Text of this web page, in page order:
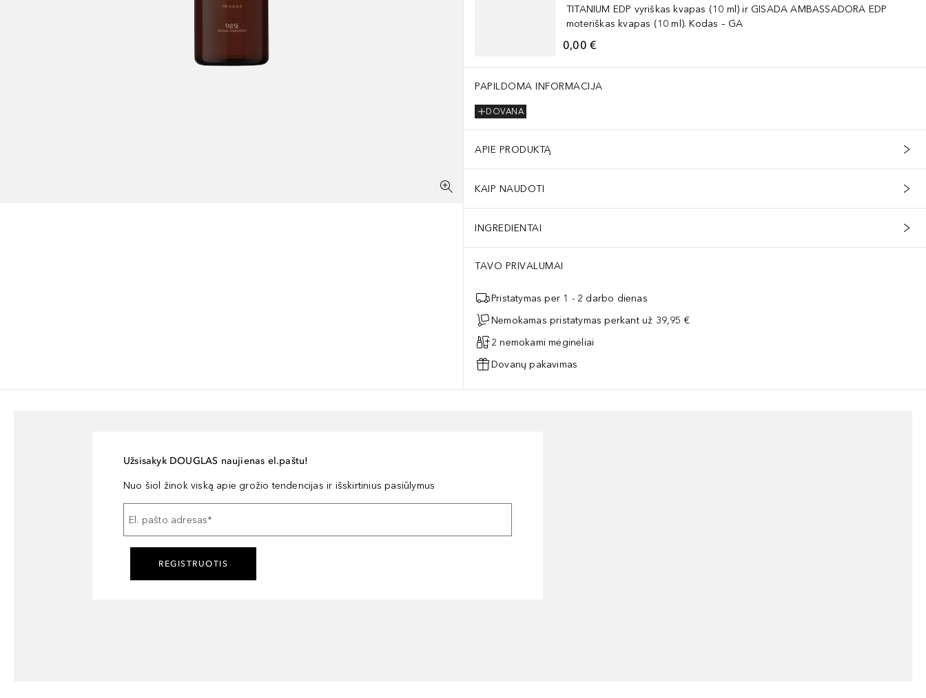
TITANIUM EDP vyriškas kvapas (10 ml) ir GISADA AMBASSADORA EDP
moteriškas kvapas (10 ml). Kodas – GA
0,00 €
PAPILDOMA INFORMACIJA
DOVANA
APIE PRODUKTĄ
KAIP NAUDOTI
INGREDIENTAI
TAVO PRIVALUMAI
Pristatymas per 1 - 2 darbo dienas
Nemokamas pristatymas perkant už 39,95 €
2 nemokami mėginėliai
Dovanų pakavimas
Užsisakyk DOUGLAS naujienas el.paštu!
Nuo šiol žinok viską apie grožio tendencijas ir išskirtinius pasiūlymus
El. pašto adresas*
REGISTRUOTIS